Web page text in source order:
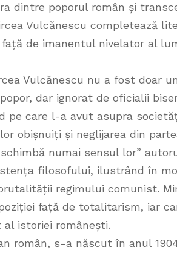
poporul român și
Vulcănescu completează
de imanentul nivelator al
Vulcănescu nu a fost doar
dar ignorat de oficialii
pe care l-a avut asupra
obișnuiți și neglijarea din
numai sensul lor”
filosofului, ilustrând în
regimului comunist.
față de totalitarism, iar
istoriei românești.
român, s-a născut în anul